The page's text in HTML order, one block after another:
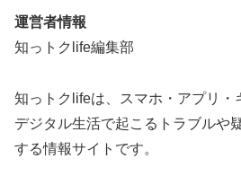
運営者情報
知っトクlife編集部
知っトクlifeは、スマホ・アプリ・
デジタル生活で起こるトラブルや
する情報サイトです。